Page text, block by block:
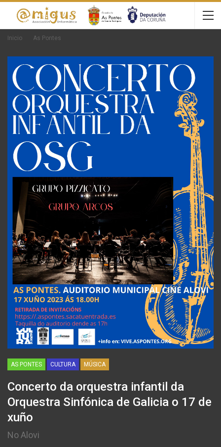
Inicio As Pontes
AS PONTES CULTURA MÚSICA
Concerto da orquestra infantil da
Orquestra Sinfónica de Galicia o 17 de
xuño
No Alovi